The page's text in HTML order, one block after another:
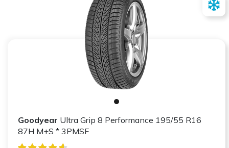
Goodyear Ultra Grip 8 Performance 195/55 R16
87H M+S * 3PMSF